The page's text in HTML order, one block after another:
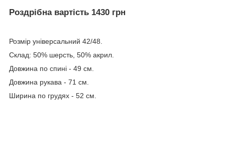
Роздрібна вартість 1430 грн
Розмір універсальний 42/48.
Склад: 50% шерсть, 50% акрил.
Довжина по спині - 49 см.
Довжина рукава - 71 см.
Ширина по грудях - 52 см.